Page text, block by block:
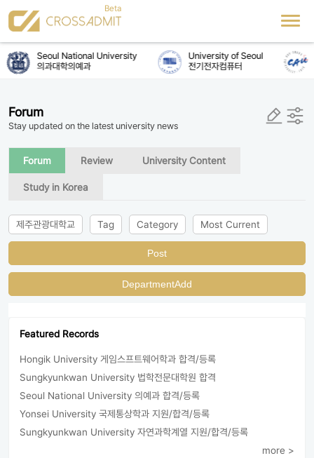
Seoul National University
의과대학의예과
University of Seoul
전기전자컴퓨터
Forum
Stay updated on the latest university news
Forum Review University Content
Study in Korea
제주관광대학교 Tag Category Most Current
Post
DepartmentAdd
Featured Records
Hongik University 게임스프트웨어학과 합격/등록
Sungkyunkwan University 법학전문대학원 합격
Seoul National University 의예과 합격/등록
Yonsei University 국제통상학과 지원/합격/등록
Sungkyunkwan University 자연과학계열 지원/합격/등록
more >